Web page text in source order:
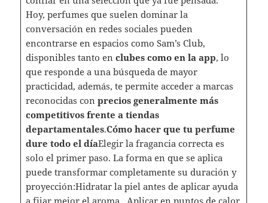
Hoy, perfumes que suelen dominar la
conversación en redes sociales pueden
encontrarse en espacios como Sam’s Club,
disponibles tanto en clubes como en la app, lo
que responde a una búsqueda de mayor
practicidad, además, te permite acceder a marcas
reconocidas con precios generalmente más
competitivos frente a tiendas
departamentales.Cómo hacer que tu perfume
dure todo el díaElegir la fragancia correcta es
solo el primer paso. La forma en que se aplica
puede transformar completamente su duración y
proyección:Hidratar la piel antes de aplicar ayuda